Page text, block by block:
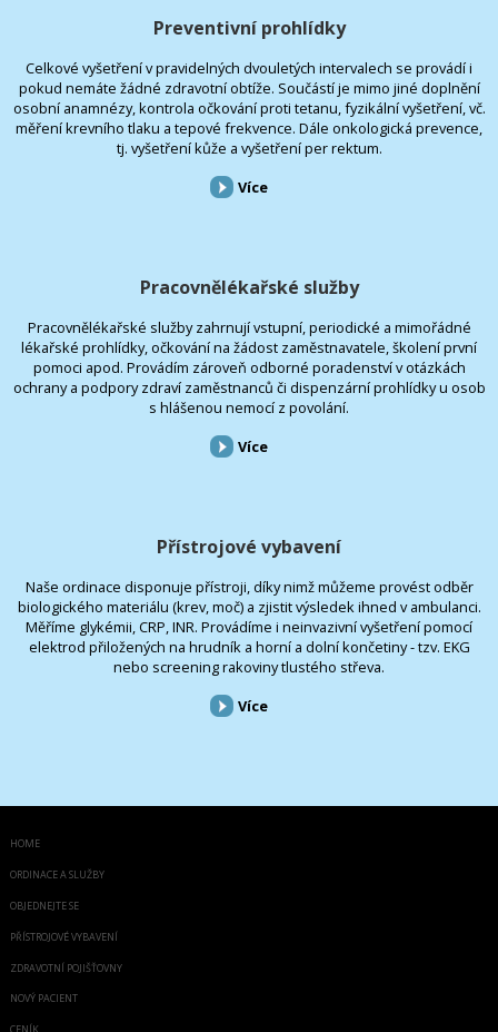
Preventivní prohlídky
Celkové vyšetření v pravidelných dvouletých intervalech se provádí i
pokud nemáte žádné zdravotní obtíže. Součástí je mimo jiné doplnění
osobní anamnézy, kontrola očkování proti tetanu, fyzikální vyšetření, vč.
měření krevního tlaku a tepové frekvence. Dále onkologická prevence,
tj. vyšetření kůže a vyšetření per rektum.
Více
Pracovnělékařské služby
Pracovnělékařské služby zahrnují vstupní, periodické a mimořádné
lékařské prohlídky, očkování na žádost zaměstnavatele, školení první
pomoci apod. Provádím zároveň odborné poradenství v otázkách
ochrany a podpory zdraví zaměstnanců či dispenzární prohlídky u osob
s hlášenou nemocí z povolání.
Více
Přístrojové vybavení
Naše ordinace disponuje přístroji, díky nimž můžeme provést odběr
biologického materiálu (krev, moč) a zjistit výsledek ihned v ambulanci.
Měříme glykémii, CRP, INR. Provádíme i neinvazivní vyšetření pomocí
elektrod přiložených na hrudník a horní a dolní končetiny - tzv. EKG
nebo screening rakoviny tlustého střeva.
Více
HOME
ORDINACE A SLUŽBY
OBJEDNEJTE SE
PŘÍSTROJOVÉ VYBAVENÍ
ZDRAVOTNÍ POJIŠŤOVNY
NOVÝ PACIENT